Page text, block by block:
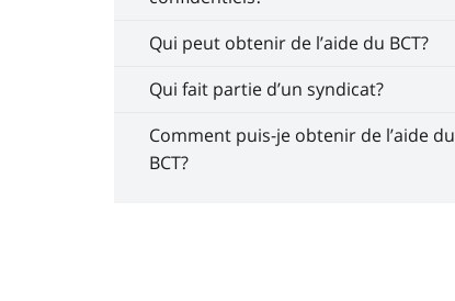
Qui peut obtenir de l’aide du BCT?
Qui fait partie d’un syndicat?
Comment puis-je obtenir de l’aide du
BCT?